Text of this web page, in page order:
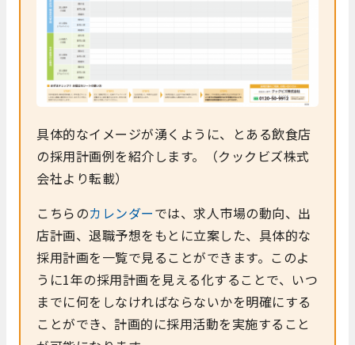
具体的なイメージが湧くように、とある飲食店
の採用計画例を紹介します。（クックビズ株式
会社より転載）
こちらのカレンダーでは、求人市場の動向、出
店計画、退職予想をもとに立案した、具体的な
採用計画を一覧で見ることができます。このよ
うに1年の採用計画を見える化することで、いつ
までに何をしなければならないかを明確にする
ことができ、計画的に採用活動を実施すること